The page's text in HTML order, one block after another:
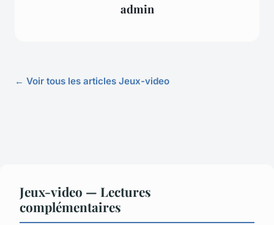
admin
← Voir tous les articles Jeux-video
Jeux-video — Lectures
complémentaires